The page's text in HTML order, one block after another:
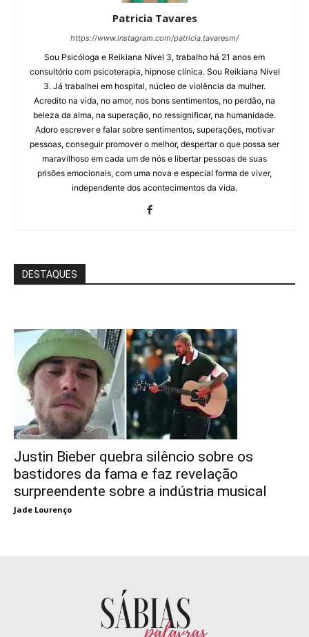
Patricia Tavares
https://www.instagram.com/patricia.tavaresm/
Sou Psicóloga e Reikiana Nível 3, trabalho há 21 anos em
consultório com psicoterapia, hipnose clínica. Sou Reikiana Nível
3. Já trabalhei em hospital, núcleo de violência da mulher.
Acredito na vida, no amor, nos bons sentimentos, no perdão, na
beleza da alma, na superação, no ressignificar, na humanidade.
Adoro escrever e falar sobre sentimentos, superações, motivar
pessoas, conseguir promover o melhor, despertar o que possa ser
maravilhoso em cada um de nós e libertar pessoas de suas
prisões emocionais, com uma nova e especial forma de viver,
independente dos acontecimentos da vida.
DESTAQUES
Justin Bieber quebra silêncio sobre os
bastidores da fama e faz revelação
surpreendente sobre a indústria musical
Jade Lourenço